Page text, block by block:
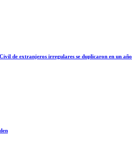
de extranjeros irregulares se duplicaron en un año